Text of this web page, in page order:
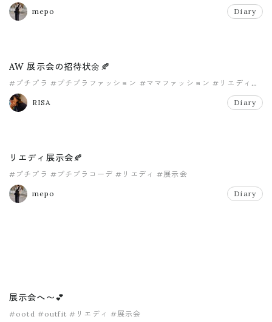
mepo Diary
AW 展示会の招待状🌼🍂
#プチプラ #プチプラファッション #ママファッション #リエディ
#展示会
RISA
Diary
リエディ展示会🍂
#プチプラ #プチプラコーデ #リエディ #展示会
mepo Diary
展示会へ〜💕
#ootd #outfit #リエディ #展示会